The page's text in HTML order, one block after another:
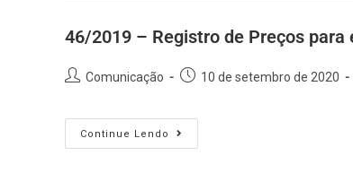
46/2019 – Registro de Preços
Comunicação 10 de setembro de 2020
Continue Lendo